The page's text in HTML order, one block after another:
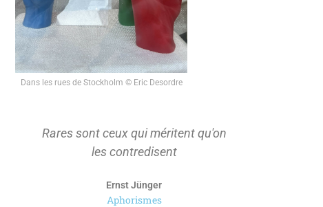
Dans les rues de Stockholm © Eric Desordre
Rares sont ceux qui méritent qu'on
les contredisent
Ernst Jünger
Aphorismes